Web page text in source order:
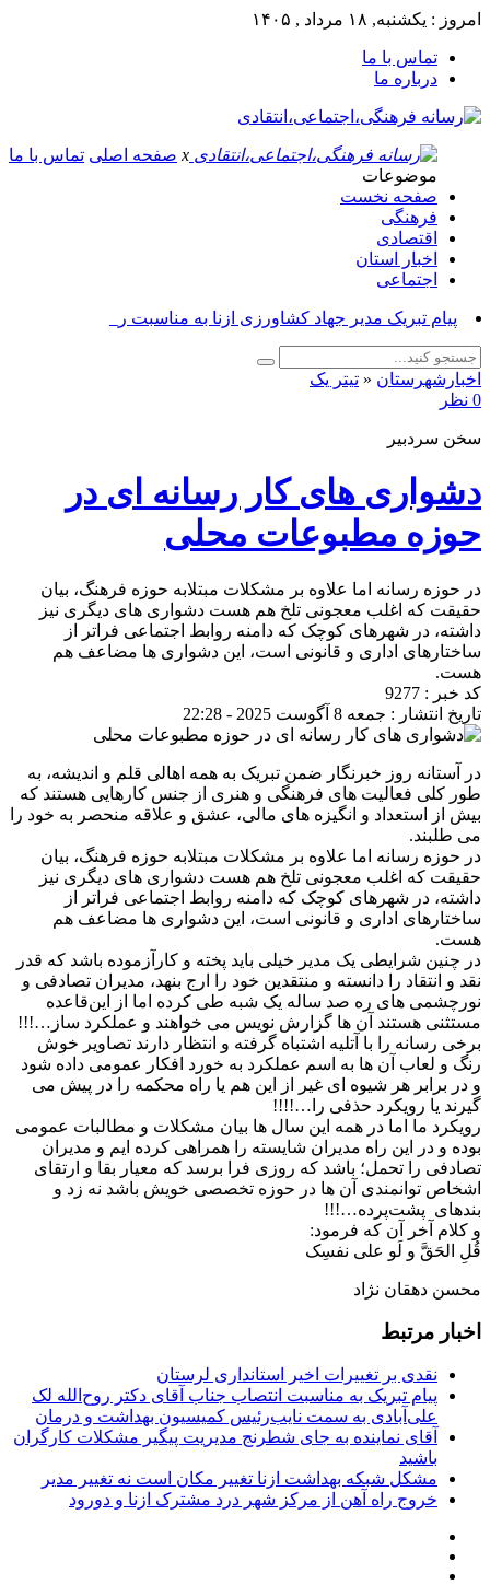
امروز : یکشنبه, ۱۸ مرداد , ۱۴۰۵
تماس با ما
درباره ما
x صفحه اصلی تماس با ما
موضوعات
صفحه نخست
فرهنگی
اقتصادی
اخبار استان
اجتماعی
پیام تبریک مدیر جهاد کشاورزی ازنا به مناسبت روز خبرن_
اخبارشهرستان « تیتر یک
0 نظر
سخن سردبیر
دشواری های کار رسانه ای در
حوزه مطبوعات محلی
در حوزه رسانه اما علاوه بر مشکلات مبتلابه حوزه فرهنگ، بیان
حقیقت که اغلب معجونی تلخ هم هست دشواری های دیگری نیز
داشته، در شهرهای کوچک که دامنه روابط اجتماعی فراتر از
ساختارهای اداری و قانونی است، این دشواری ها مضاعف هم‌
هست.
کد خبر : 9277
تاریخ انتشار : جمعه 8 آگوست 2025 - 22:28
در آستانه روز خبرنگار ضمن تبریک به همه اهالی قلم و اندیشه، به
طور کلی فعالیت های فرهنگی و هنری از جنس کارهایی هستند که
بیش از استعداد و انگیزه های مالی، عشق و علاقه منحصر به خود را
می طلبند.
در حوزه رسانه اما علاوه بر مشکلات مبتلابه حوزه فرهنگ، بیان
حقیقت که اغلب معجونی تلخ هم هست دشواری های دیگری نیز
داشته، در شهرهای کوچک که دامنه روابط اجتماعی فراتر از
ساختارهای اداری و قانونی است، این دشواری ها مضاعف هم‌
هست.
در چنین شرایطی یک مدیر خیلی باید پخته و کارآزموده باشد که قدر
نقد و انتقاد را دانسته و منتقدین خود را ارج بنهد، مدیران تصادفی و
نورچشمی های ره صد ساله یک شبه طی کرده اما از این‌قاعده
مستثنی هستند آن ها گزارش نویس می خواهند و عملکرد ساز…!!!
برخی رسانه را با آتلیه اشتباه گرفته و انتظار دارند تصاویر خوش
رنگ و لعاب آن ها به اسم عملکرد به خورد افکار عمومی داده شود
و در برابر هر شیوه ای غیر از این هم یا راه محکمه را در پیش می
گیرند یا رویکرد حذفی را…!!!!
رویکرد ما اما در همه این سال ها بیان مشکلات و مطالبات عمومی
بوده و در این راه مدیران شایسته را همراهی کرده ایم و مدیران
تصادفی را تحمل‌؛ باشد که روزی فرا برسد که معیار بقا و ارتقای
اشخاص توانمندی آن ها در حوزه تخصصی خویش باشد نه زد و
بندهای پشت‌پرده…!!!
و کلام آخر آن که فرمود:
قُلِ الحَقَّ و لَو على نفسِک
محسن دهقان نژاد
اخبار مرتبط
نقدی بر تغییرات اخیر استانداری لرستان
پیام تبریک به مناسبت انتصاب جناب آقای دکتر روح‌الله لک
علی‌آبادی به سمت نایب‌رئیس کمیسیون بهداشت و درمان
آقای نماینده به جای شطرنج مدیریت پیگیر مشکلات کارگران
باشید
مشکل شبکه بهداشت ازنا تغییر مکان است نه تغییر مدیر
خروج راه آهن از مرکز شهر درد مشترک ازنا و دورود